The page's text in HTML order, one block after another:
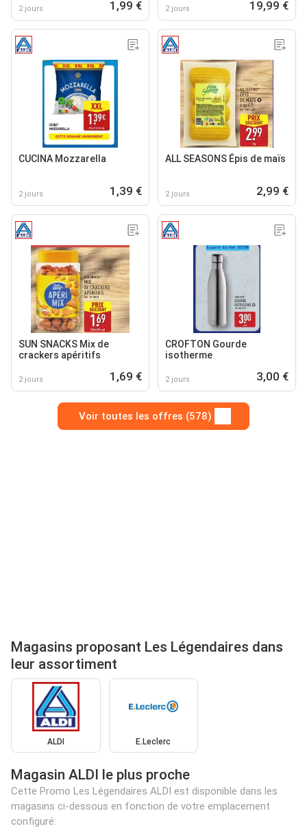
2 jours 1,99 € 2 jours 19,99 €
CUCINA Mozzarella
2 jours 1,39 €
ALL SEASONS Épis de maïs
2 jours 2,99 €
SUN SNACKS Mix de
crackers apéritifs
2 jours 1,69 €
CROFTON Gourde
isotherme
2 jours 3,00 €
Voir toutes les offres (578)
Magasins proposant Les Légendaires dans
leur assortiment
ALDI E.Leclerc
Magasin ALDI le plus proche
Cette Promo Les Légendaires ALDI est disponible dans les
magasins ci-dessous en fonction de votre emplacement
configuré: